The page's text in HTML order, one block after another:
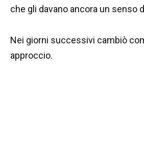
che gli davano ancora un senso
Nei giorni successivi cambiò
approccio.